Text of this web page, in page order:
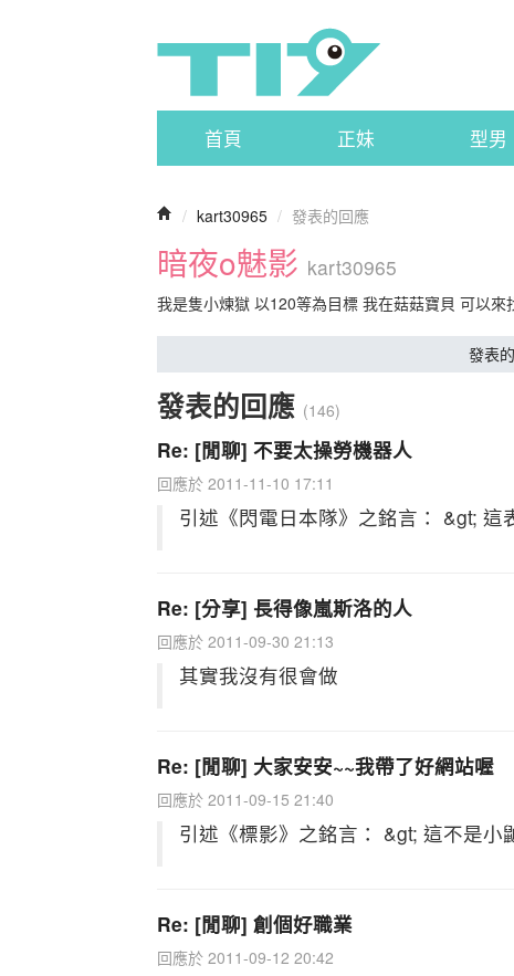
首頁 正妹 型男
/ kart30965 / 發表的回應
暗夜o魅影 kart30965
我是隻小煉獄 以120等為目標 我在菇菇寶貝 可以來
發表
發表的回應 (146)
Re: [閒聊] 不要太操勞機器人
回應於 2011-11-10 17:11
引述《閃電日本隊》之銘言： &gt;
Re: [分享] 長得像嵐斯洛的人
回應於 2011-09-30 21:13
其實我沒有很會做
Re: [閒聊] 大家安安~~我帶了好網站喔
回應於 2011-09-15 21:40
引述《標影》之銘言： &gt; 這不是
Re: [閒聊] 創個好職業
回應於 2011-09-12 20:42